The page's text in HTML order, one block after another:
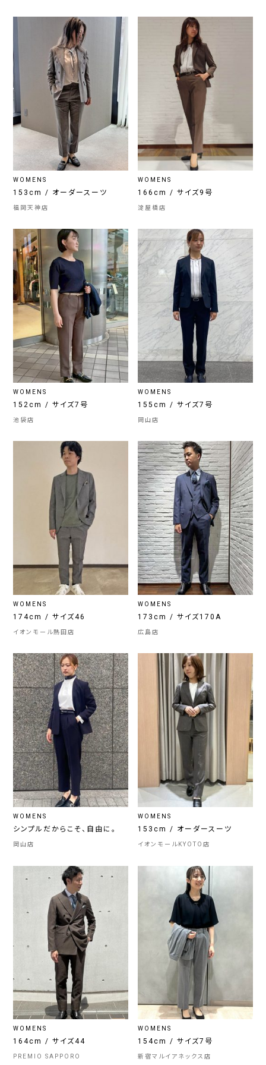
WOMENS
153cm / オーダースーツ
福岡天神店
WOMENS
166cm / サイズ9号
淀屋橋店
WOMENS
152cm / サイズ7号
池袋店
WOMENS
155cm / サイズ7号
岡山店
WOMENS
174cm / サイズ46
イオンモール熱田店
WOMENS
173cm / サイズ170A
広島店
WOMENS
シンプルだからこそ、自由に。
岡山店
WOMENS
153cm / オーダースーツ
イオンモールKYOTO店
WOMENS
164cm / サイズ44
PREMIO SAPPORO
WOMENS
154cm / サイズ7号
新宿マルイアネックス店